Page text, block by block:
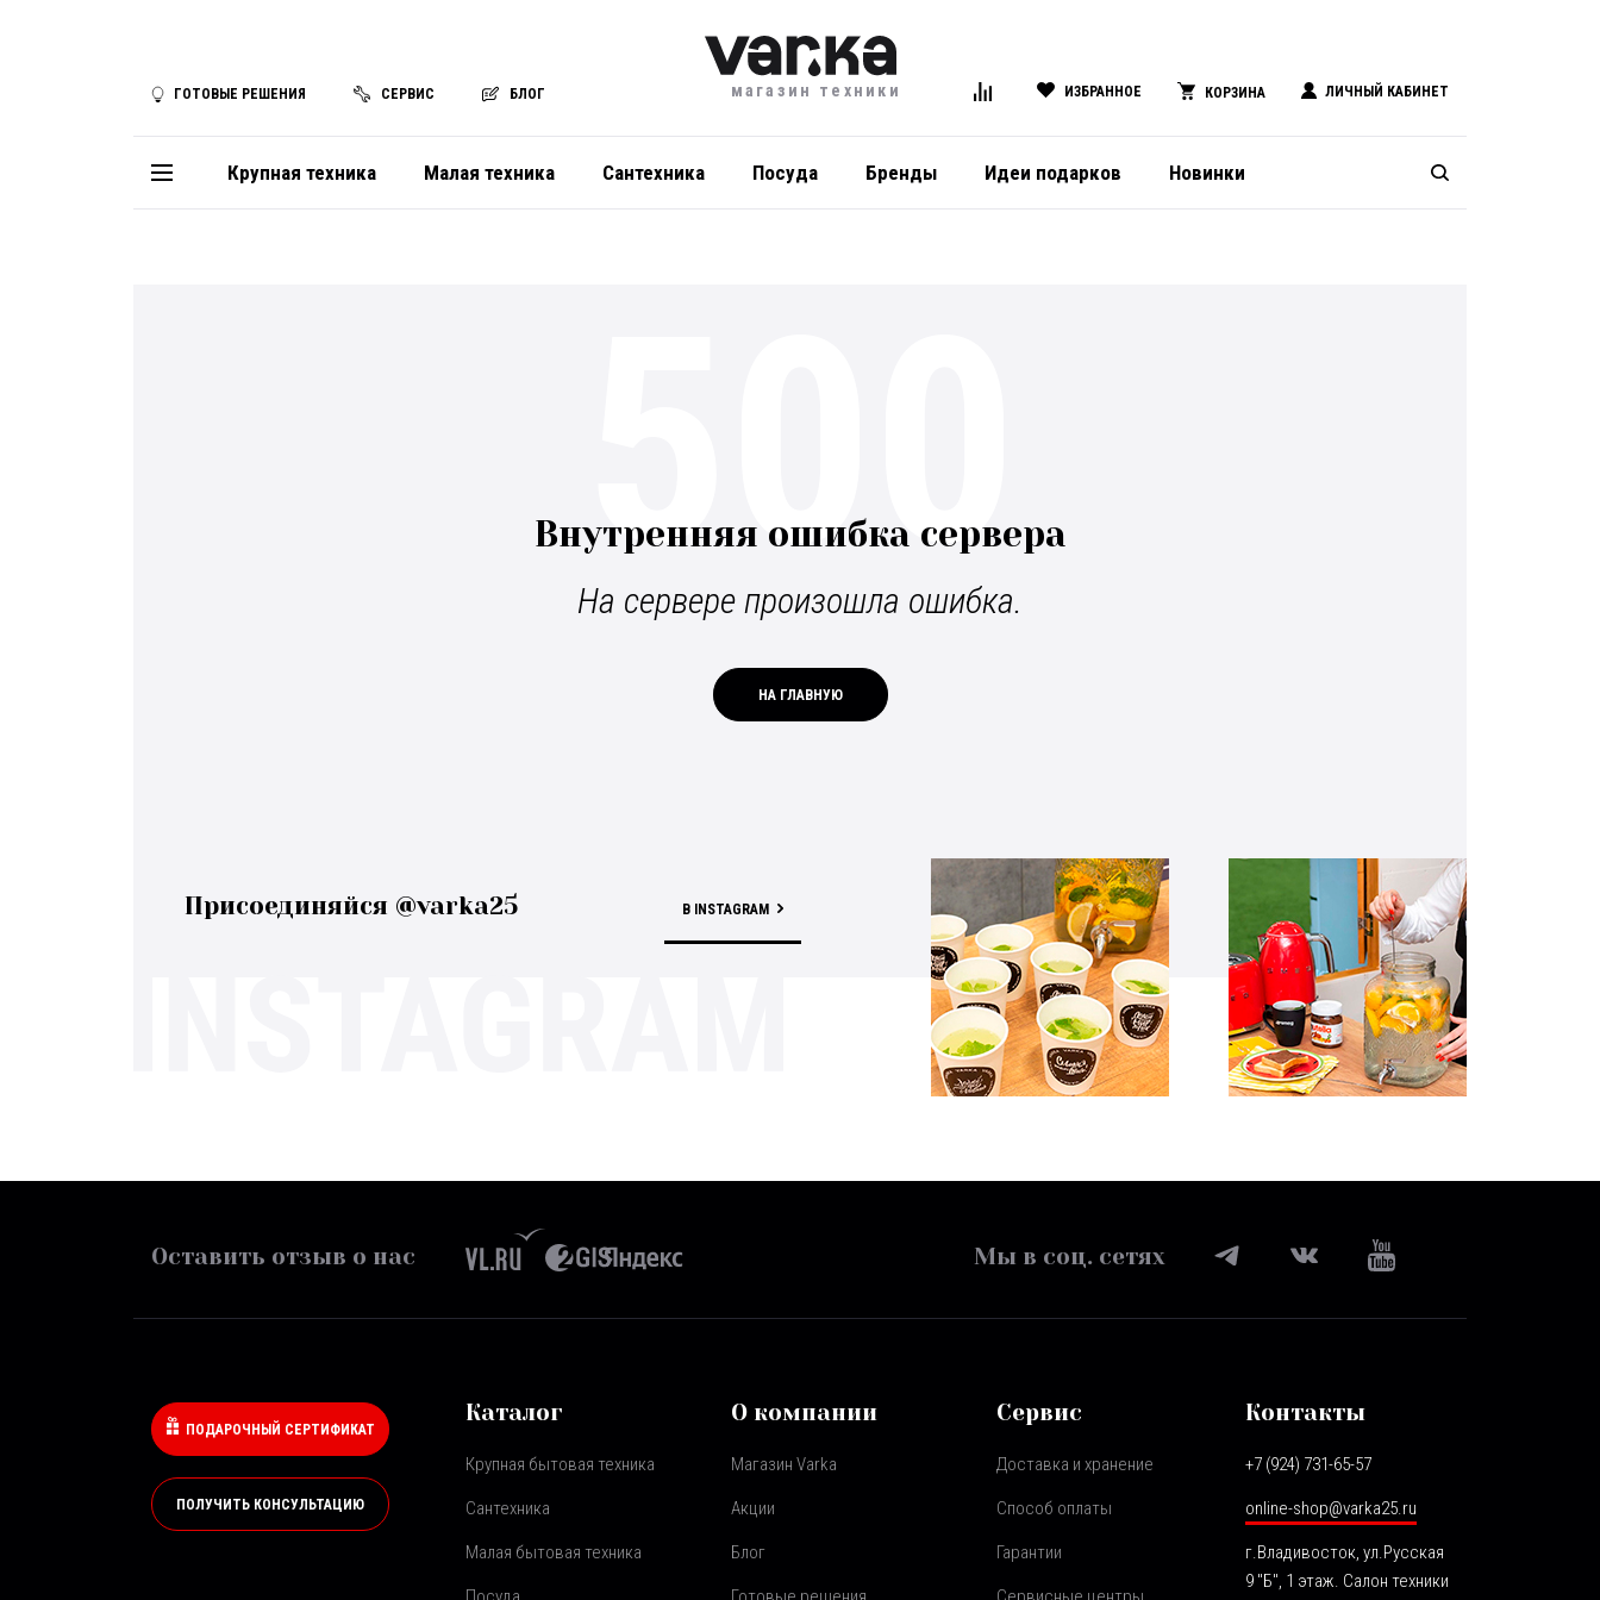
ГОТОВЫЕ РЕШЕНИЯ СЕРВИС БЛОГ магазин техники ИЗБРАННОЕ КОРЗИНА ЛИЧНЫЙ КАБИНЕТ
Крупная техника Малая техника Сантехника Посуда Бренды Идеи подарков Новинки
Внутренняя ошибка сервера
На сервере произошла ошибка.
НА ГЛАВНУЮ
500
Присоединяйся @varka25 В INSTAGRAM
Оставить отзыв о нас Мы в соц. сетях
ПОДАРОЧНЫЙ СЕРТИФИКАТ
ПОЛУЧИТЬ КОНСУЛЬТАЦИЮ
Каталог
Крупная бытовая техника
Сантехника
Малая бытовая техника
О компании
Магазин Varka
Акции
Блог
Сервис
Доставка и хранение
Способ оплаты
Гарантии
Контакты
+7 (924) 731-65-57
online-shop@varka25.ru
г.Владивосток, ул.Русская
9 "Б", 1 этаж. Салон техники